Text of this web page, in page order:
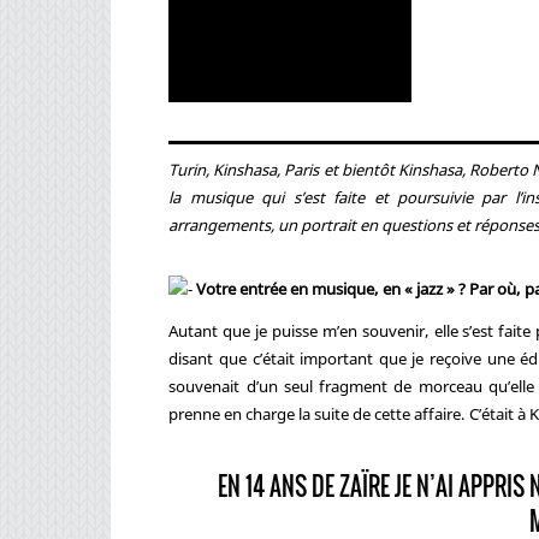
Turin, Kinshasa, Paris et bientôt Kinshasa,
la musique qui s’est faite et poursuivie par
arrangements, un portrait en questions et
Votre entrée en musique, en « jazz » ? Par où,
Autant que je puisse m’en souvenir, elle s’est
disant que c’était important que je reçoive une
souvenait d’un seul fragment de morceau
prenne en charge la suite de cette affaire. C’était à
EN 14 ANS DE ZAÏRE JE N’AI